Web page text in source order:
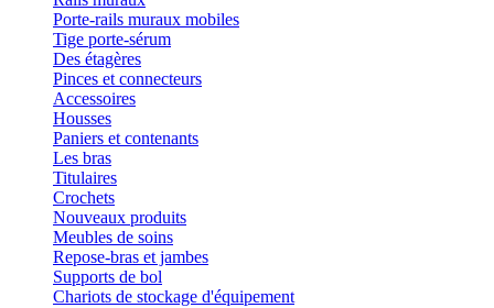
Porte-rails muraux mobiles
Tige porte-sérum
Des étagères
Pinces et connecteurs
Accessoires
Housses
Paniers et contenants
Les bras
Titulaires
Crochets
Nouveaux produits
Meubles de soins
Repose-bras et jambes
Supports de bol
Chariots de stockage d'équipement